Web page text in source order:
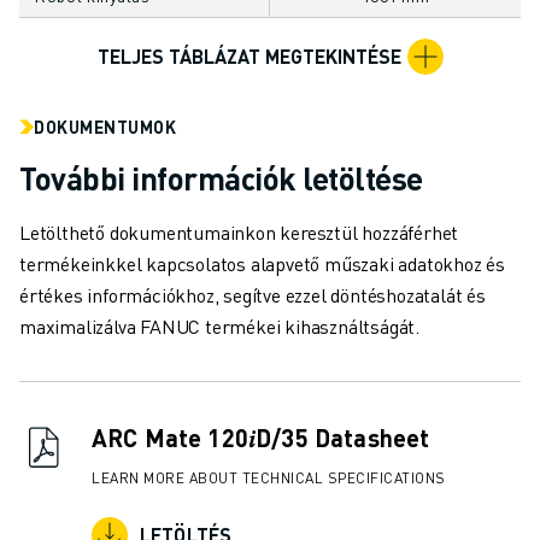
ANYAGMOZGATÁS
HUZALOS EDM VÁGÁS
ÜGYFÉLSZOLGÁLAT
ÜGYFÉLSZOLGÁLAT
FANUC PLAN SZERVIZCSOMAGOK
KARBANTARTÁSI SZOLGÁTATÁSOK
FELÚJÍTÁS
DIGITÁLIS SZOLGÁLTATÁSI ESZKÖZÖK
LETÖLTÉSI KÖZPONT " MYFANUC
TELJES TÁBLÁZAT MEGTEKINTÉSE
DOKUMENTUMOK
További információk letöltése
Letölthető dokumentumainkon keresztül hozzáférhet
termékeinkkel kapcsolatos alapvető műszaki adatokhoz és
értékes információkhoz, segítve ezzel döntéshozatalát és
maximalizálva FANUC termékei kihasználtságát.
ARC Mate 120𝑖D/35 Datasheet
LEARN MORE ABOUT TECHNICAL SPECIFICATIONS
LETÖLTÉS